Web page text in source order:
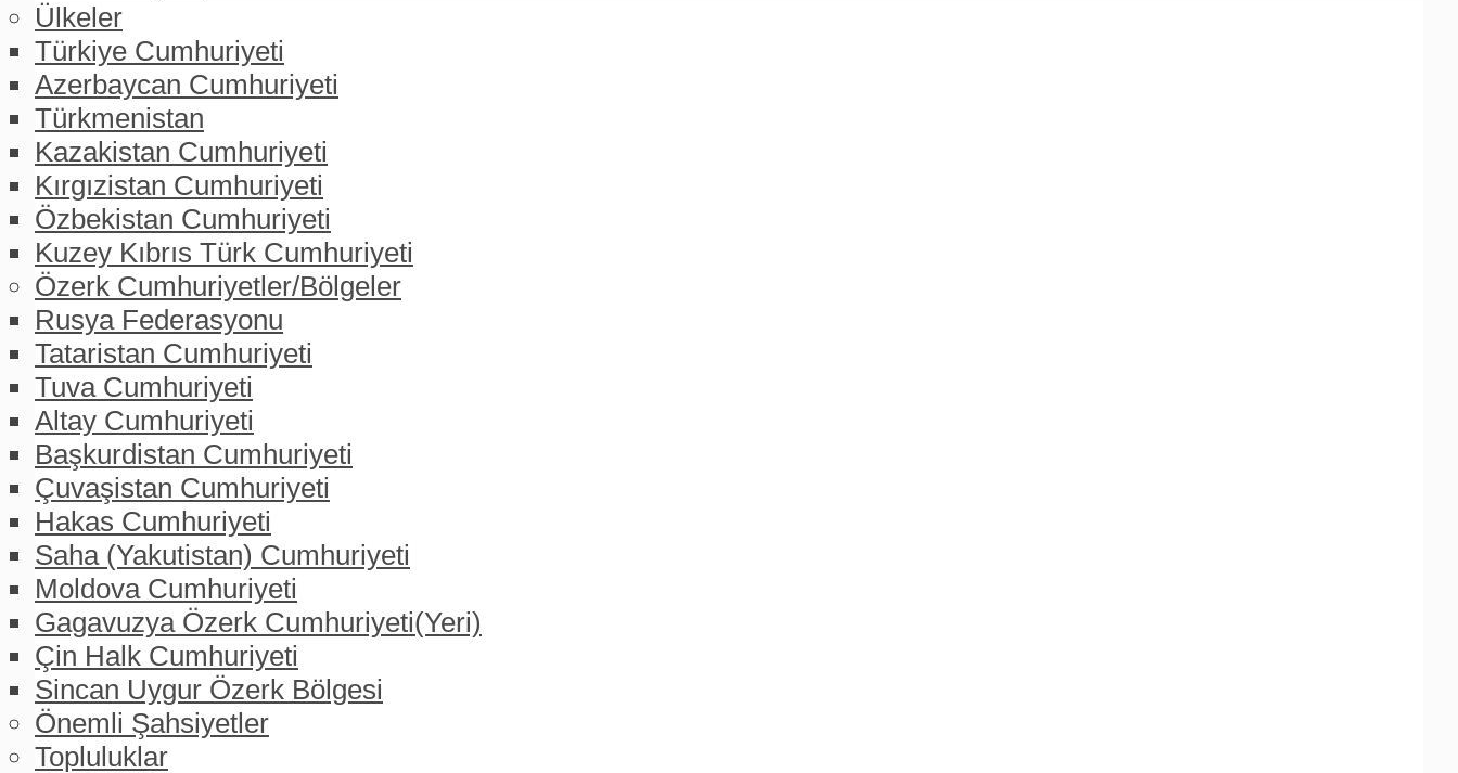
Ülkeler
Türkiye Cumhuriyeti
Azerbaycan Cumhuriyeti
Türkmenistan
Kazakistan Cumhuriyeti
Kırgızistan Cumhuriyeti
Özbekistan Cumhuriyeti
Kuzey Kıbrıs Türk Cumhuriyeti
Özerk Cumhuriyetler/Bölgeler
Rusya Federasyonu
Tataristan Cumhuriyeti
Tuva Cumhuriyeti
Altay Cumhuriyeti
Başkurdistan Cumhuriyeti
Çuvaşistan Cumhuriyeti
Hakas Cumhuriyeti
Saha (Yakutistan) Cumhuriyeti
Moldova Cumhuriyeti
Gagavuzya Özerk Cumhuriyeti(Yeri)
Çin Halk Cumhuriyeti
Sincan Uygur Özerk Bölgesi
Önemli Şahsiyetler
Topluluklar